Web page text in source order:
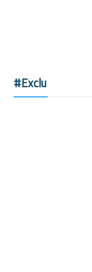
#Exclu